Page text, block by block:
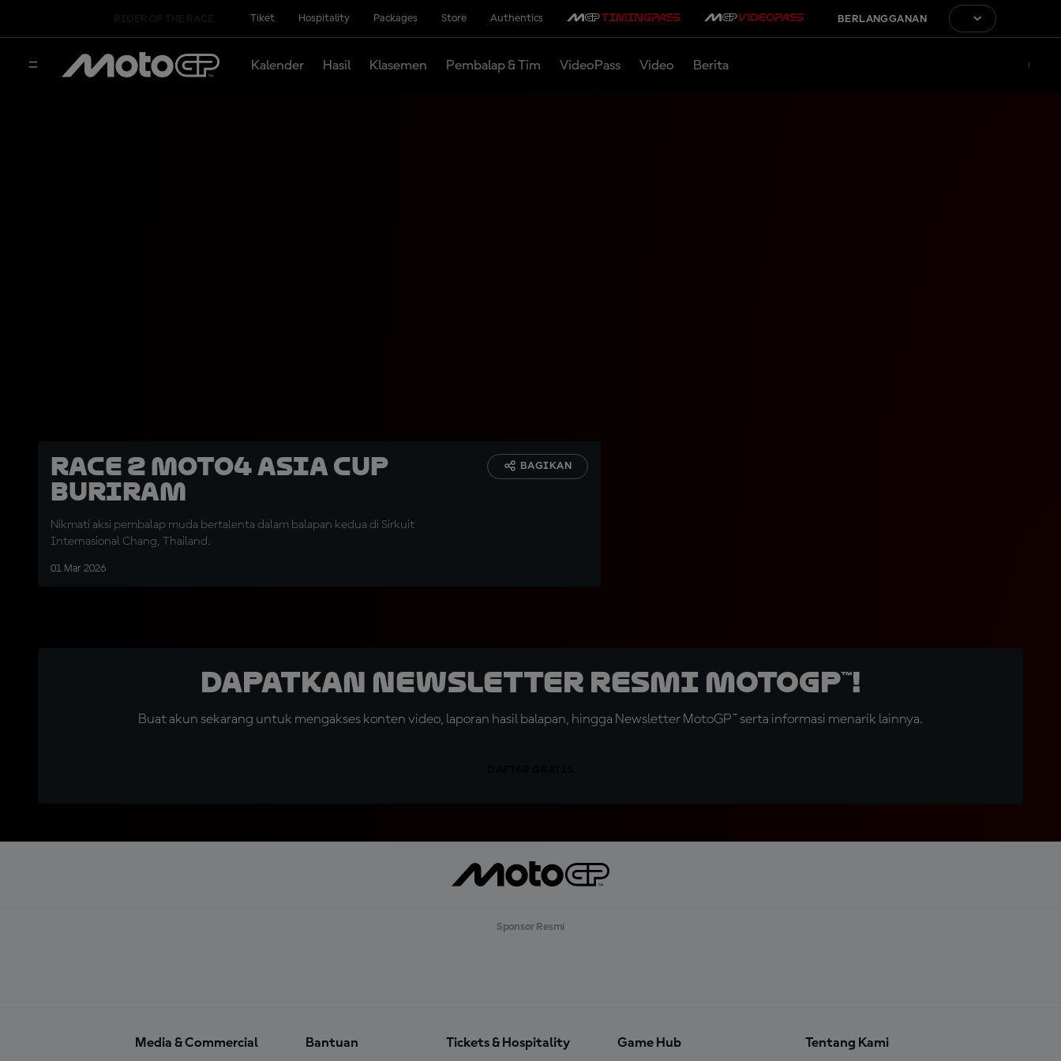
Tiket Hospitality Packages Store Authentics BERLANGGANAN
Kalender Hasil Klasemen Pembalap & Tim VideoPass Video Berita
Race 2 Moto4 Asia Cup
Buriram
Nikmati aksi pembalap muda bertalenta dalam balapan kedua di Sirkuit
Internasional Chang, Thailand.
01 Mar 2026
BAGIKAN
Dapatkan Newsletter Resmi MotoGP™!
Buat akun sekarang untuk mengakses konten video, laporan hasil balapan, hingga Newsletter MotoGP™ serta informasi menarik lainnya.
Sponsor Resmi
Media & Commercial Bantuan Tickets & Hospitality Game Hub Tentang Kami